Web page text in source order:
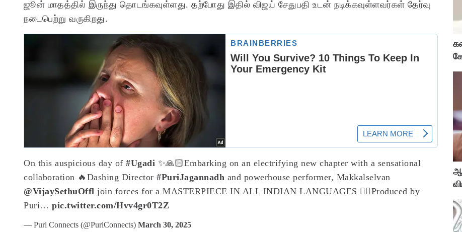
ஜூன் மாதத்தில் இருந்து தொடங்கவுள்ளது. தற்போது இதில் விஜய் சேதுபதி உடன் நடிக்கவுள்ளவர்கள் தேர்வு
நடைபெற்று வருகிறது.
On this auspicious day of #Ugadi ✨🙏🏻Embarking on an electrifying new chapter with a sensational
collaboration 🔥 Dashing Director #PuriJagannadh and powerhouse performer, Makkalselvan
@VijaySethuOffl join forces for a MASTERPIECE IN ALL INDIAN LANGUAGES ❤️‍🔥Produced by
Puri… pic.twitter.com/Hvv4gr0T2Z
— Puri Connects (@PuriConnects) March 30, 2025